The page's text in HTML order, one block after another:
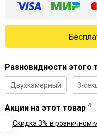
Разновидности этого
Двухкамерный 3-
Акции на этот товар 4